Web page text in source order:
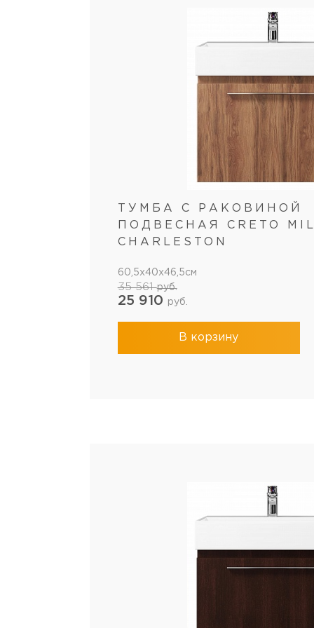
ТУМБА С РАКОВИНОЙ
ПОДВЕСНАЯ CRETO
CHARLESTON
60,5x40x46,5см
35 561руб.
25 910 руб.
В корзину